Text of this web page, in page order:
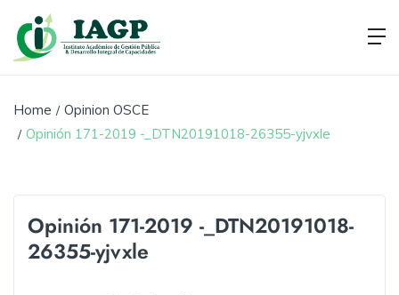
Home
Opinion OSCE
Opinión 171-2019 -_DTN20191018-26355-yjvxle
Opinión 171-2019 -_DTN20191018-
26355-yjvxle